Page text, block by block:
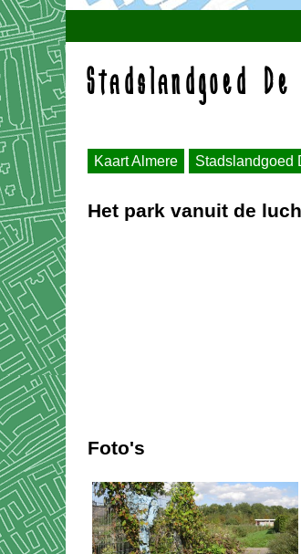
Stadslandgoed
Kaart Almere Stadslandgoed
Het park vanuit de
Foto's